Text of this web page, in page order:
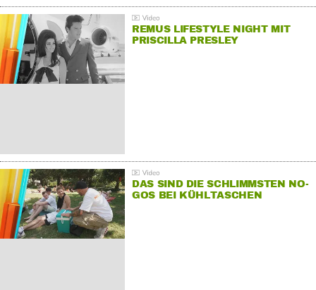
REMUS LIFESTYLE NIGHT MIT
PRISCILLA PRESLEY
DAS SIND DIE SCHLIMMSTEN NO-
GOS BEI KÜHLTASCHEN